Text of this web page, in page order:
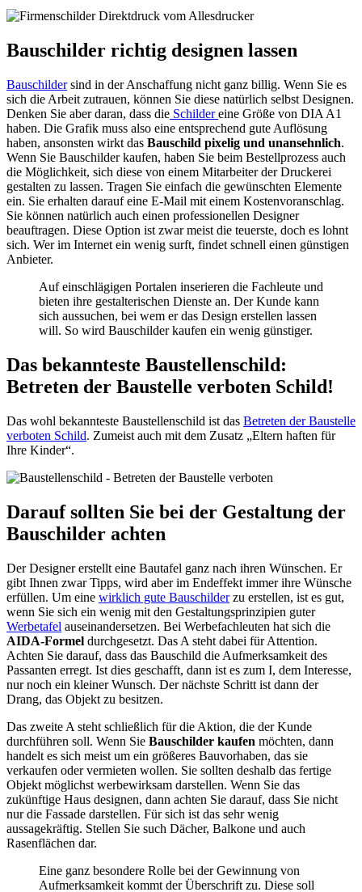
Bauschilder richtig designen lassen
Bauschildersind in der Anschaffung nicht ganz billig. Wenn Sie es
sich die Arbeit zutrauen, können Sie diese natürlich selbst Designen.
Denken Sie aber daran, dass die Schildereine Größe von DIA A1
haben. Die Grafik muss also eine entsprechend gute Auflösung
haben, ansonsten wirkt das Bauschild pixelig und unansehnlich.
Wenn Sie Bauschilder kaufen, haben Sie beim Bestellprozess auch
die Möglichkeit, sich diese von einem Mitarbeiter der Druckerei
gestalten zu lassen. Tragen Sie einfach die gewünschten Elemente
ein. Sie erhalten darauf eine E-Mail mit einem Kostenvoranschlag.
Sie können natürlich auch einen professionellen Designer
beauftragen. Diese Option ist zwar meist die teuerste, doch es lohnt
sich. Wer im Internet ein wenig surft, findet schnell einen günstigen
Anbieter.
Auf einschlägigen Portalen inserieren die Fachleute und
bieten ihre gestalterischen Dienste an. Der Kunde kann
sich aussuchen, bei wem er das Design erstellen lassen
will. So wird Bauschilder kaufen ein wenig günstiger.
Das bekannteste Baustellenschild:
Betreten der Baustelle verboten Schild!
Das wohl bekannteste Baustellenschild ist das Betreten der Baustelle
verboten Schild. Zumeist auch mit dem Zusatz „Eltern haften für
Ihre Kinder“.
Darauf sollten Sie bei der Gestaltung der
Bauschilder achten
Der Designer erstellt eine Bautafel ganz nach ihren Wünschen. Er
gibt Ihnen zwar Tipps, wird aber im Endeffekt immer ihre Wünsche
erfüllen. Um eine wirklich gute Bauschilderzu erstellen, ist es gut,
wenn Sie sich ein wenig mit den Gestaltungsprinzipien guter
Werbetafel auseinandersetzen. Bei Werbefachleuten hat sich die
AIDA-Formel durchgesetzt. Das A steht dabei für Attention.
Achten Sie darauf, dass das Bauschild die Aufmerksamkeit des
Passanten erregt. Ist dies geschafft, dann ist es zum I, dem Interesse,
nur noch ein kleiner Wunsch. Der nächste Schritt ist dann der
Drang, das Objekt zu besitzen.
Das zweite A steht schließlich für die Aktion, die der Kunde
durchführen soll. Wenn Sie Bauschilder kaufen möchten, dann
handelt es sich meist um ein größeres Bauvorhaben, das sie
verkaufen oder vermieten wollen. Sie sollten deshalb das fertige
Objekt möglichst werbewirksam darstellen. Wenn Sie das
zukünftige Haus designen, dann achten Sie darauf, dass Sie nicht
nur die Fassade darstellen. Für sich ist das sehr wenig
aussagekräftig. Stellen Sie such Dächer, Balkone und auch
Rasenflächen dar.
Eine ganz besondere Rolle bei der Gewinnung von
Aufmerksamkeit kommt der Überschrift zu. Diese soll